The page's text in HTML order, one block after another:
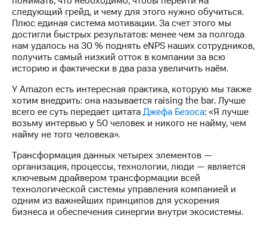
следующий грейд, и чему для этого нужно обучиться.
Плюс единая система мотивации. За счет этого мы
достигли быстрых результатов: менее чем за полгода
нам удалось на 30 % поднять eNPS наших сотрудников,
получить самый низкий отток в компании за всю
историю и фактически в два раза увеличить наём.
У Amazon есть интересная практика, которую мы также
хотим внедрить: она называется raising the bar. Лучше
всего ее суть передает цитатаДжефа Безоса: «Я лучше
возьму интервью у 50 человек и никого не найму, чем
найму не того человека».
Трансформация данных четырех элементов —
организация, процессы, технологии, люди — является
ключевым драйвером трансформации всей
технологической системы управления компанией и
одним из важнейших принципов для ускорения
бизнеса и обеспечения синергии внутри экосистемы.